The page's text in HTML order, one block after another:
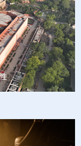
核医疗全产业链